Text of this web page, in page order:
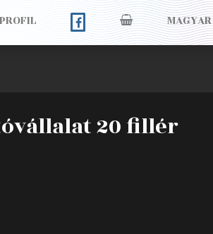
MAGYAR
20 fillér